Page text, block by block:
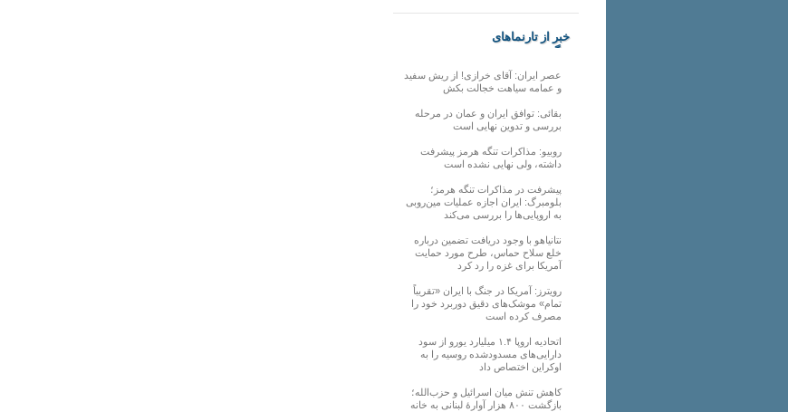
خبر از تارنماهای
دیگر
عصر ایران: آقای خرازی! از ریش سفید
و عمامه سیاهت خجالت بکش
بقائی: توافق ایران و عمان در مرحله
بررسی و تدوین نهایی است
روبیو: مذاکرات تنگه هرمز پیشرفت
داشته، ولی نهایی نشده است
پیشرفت در مذاکرات تنگه هرمز؛
بلومبرگ: ایران اجازه عملیات مین‌روبی
به اروپایی‌ها را بررسی می‌کند
نتانیاهو با وجود دریافت تضمین درباره
خلع سلاح حماس، طرح مورد حمایت
آمریکا برای غزه را رد کرد
رویترز: آمریکا در جنگ با ایران «تقریباً
تمام» موشک‌های دقیق دوربرد خود را
مصرف کرده است
اتحادیه اروپا ۱.۴ میلیارد یورو از سود
دارایی‌های مسدودشده روسیه را به
اوکراین ‏اختصاص داد
کاهش تنش میان اسرائیل و حزب‌الله؛
بازگشت ۸۰۰ هزار آوارۀ لبنانی به خانه‌